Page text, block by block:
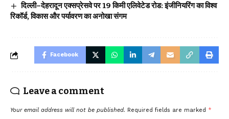
दिल्ली–देहरादून एक्सप्रेसवे पर 19 किमी एलिवेटेड रोड: इंजीनियरिंग का विश्व
रिकॉर्ड, विकास और पर्यावरण का अनोखा संगम
Facebook
Leave a comment
Your email address will not be published. Required fields are marked *